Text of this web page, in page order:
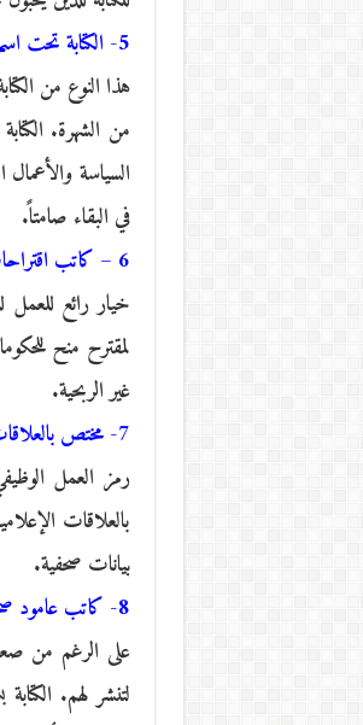
5- الكتابة تحت اسم مستعار
هذا النوع من
من الشهرة.
السياسة والأعمال
في البقاء صامتاً.
6 – كاتب اقتراحات المنح
خيار رائع للعمل
لمقترح منح
غير الربحية.
7- مختص بالعلاقات الإعلامية
رمز العمل
بالعلاقات
بيانات صحفية.
8- كاتب عامود صحفي
على الرغم من
لتنشر لهم.